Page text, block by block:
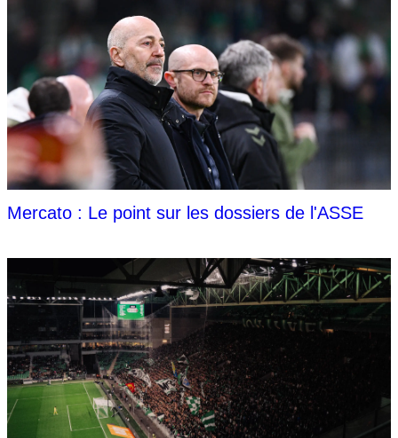
Mercato : Le point sur les dossiers de l'ASSE